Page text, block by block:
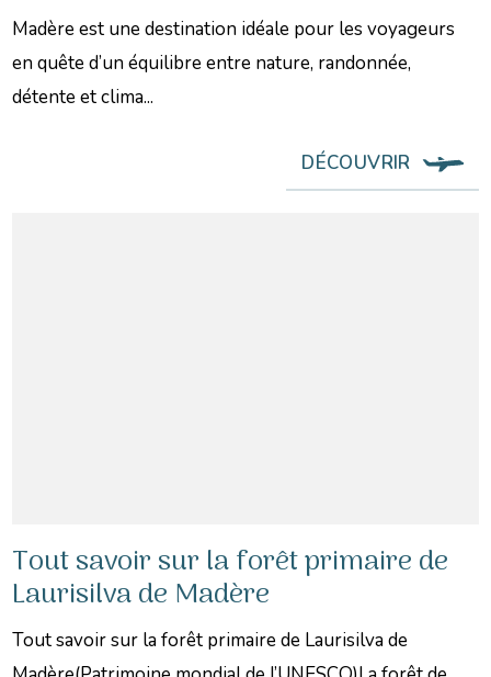
Madère est une destination idéale pour les voyageurs
en quête d’un équilibre entre nature, randonnée,
détente et clima...
DÉCOUVRIR
Tout savoir sur la forêt primaire de
Laurisilva de Madère
Tout savoir sur la forêt primaire de Laurisilva de